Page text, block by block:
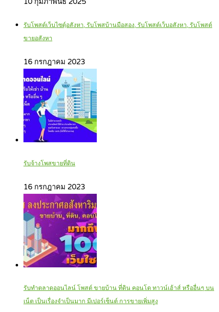
รับโพสต์เว็บไซตฺ์อสังหา, รับโพสบ้านมือสอง, รับโพสต์เว็บอสังหา, รับโพสต์
ขายอสังหา
16 กรกฎาคม 2023
รับจ้างโพสขายที่ดิน
16 กรกฎาคม 2023
รับทำตลาดออนไลน์ โพสต์ ขายบ้าน ที่ดิน คอนโด ทาวน์เฮ้าส์ หรืออื่นๆ บน
เน็ต เป็นเรื่องจำเป็นมาก มีเปอร์เซ็นต์ การขายเพิ่มสูง